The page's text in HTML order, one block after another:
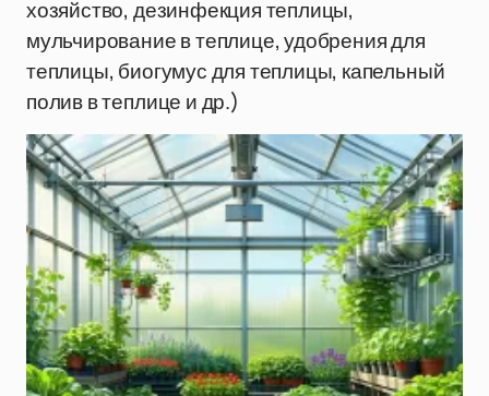
хозяйство, дезинфекция теплицы,
мульчирование в теплице, удобрения для
теплицы, биогумус для теплицы, капельный
полив в теплице и др.)